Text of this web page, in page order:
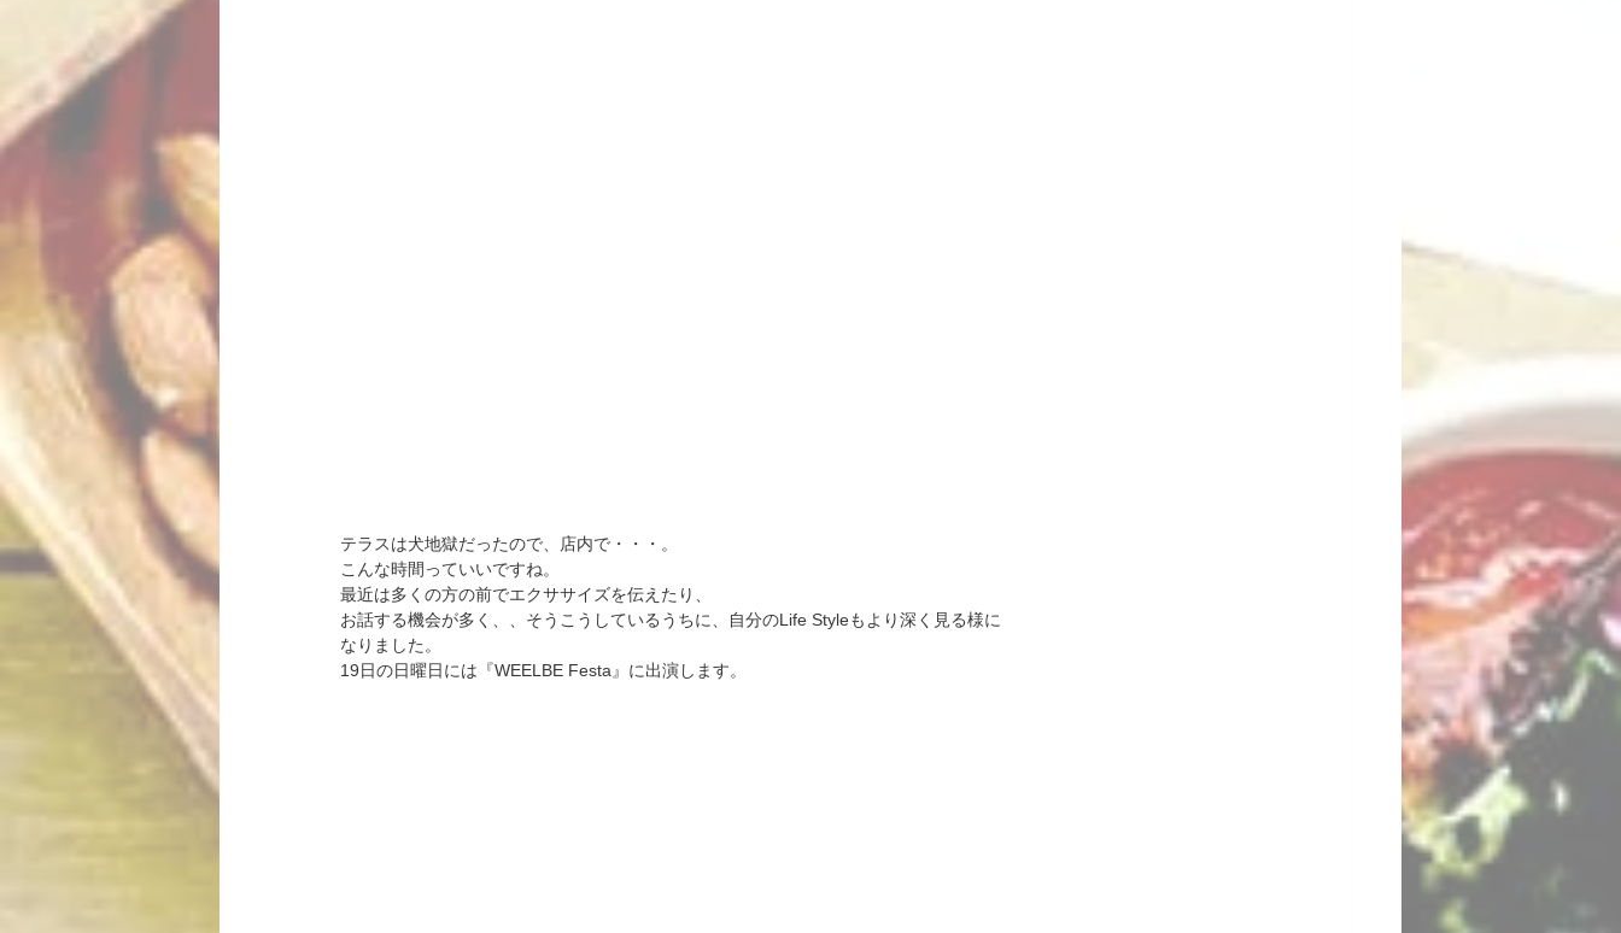
テラスは犬地獄だったので、店内で・・・。
こんな時間っていいですね。
最近は多くの方の前でエクササイズを伝えたり、
お話する機会が多く、、そうこうしているうちに、自分のLife Styleもより深く見る様に
なりました。
19日の日曜日には『WEELBE Festa』に出演します。